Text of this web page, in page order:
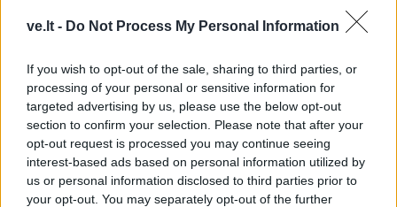
ve.lt - Do Not Process My Personal Information
If you wish to opt-out of the sale, sharing to third parties, or
processing of your personal or sensitive information for
targeted advertising by us, please use the below opt-out
section to confirm your selection. Please note that after your
opt-out request is processed you may continue seeing
interest-based ads based on personal information utilized by
us or personal information disclosed to third parties prior to
your opt-out. You may separately opt-out of the further
TAIP PAT SKAITYKITE